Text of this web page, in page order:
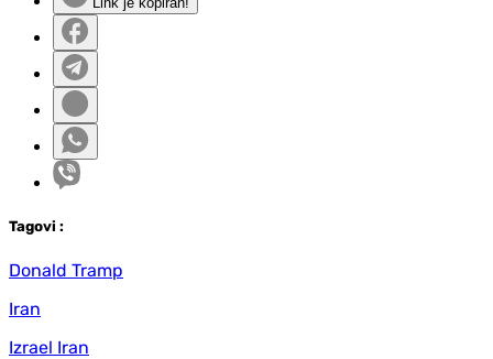
Tagovi :
Donald Tramp
Iran
Izrael Iran